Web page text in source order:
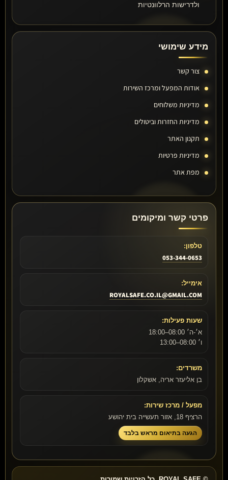
ולדרישות הרלוונטיות
מידע שימושי
צור קשר
אודות המפעל ומרכז השירות
מדיניות משלוחים
מדיניות החזרות וביטולים
תקנון האתר
מדיניות פרטיות
מפת אתר
פרטי קשר ומיקומים
טלפון:
053-344-0653
אימייל:
ROYALSAFE.CO.IL@GMAIL.COM
שעות פעילות:
א׳-ה׳ 08:00–18:00
ו׳ 08:00–13:00
משרדים:
בן אליעזר אריה, אשקלון
מפעל / מרכז שירות:
הרציף 18, אזור תעשייה בית יהושע
הגעה בתיאום מראש בלבד